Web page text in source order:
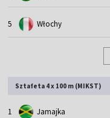
5 Włochy
Sztafeta 4 x 100 m (MIKST)
1 Jamajka